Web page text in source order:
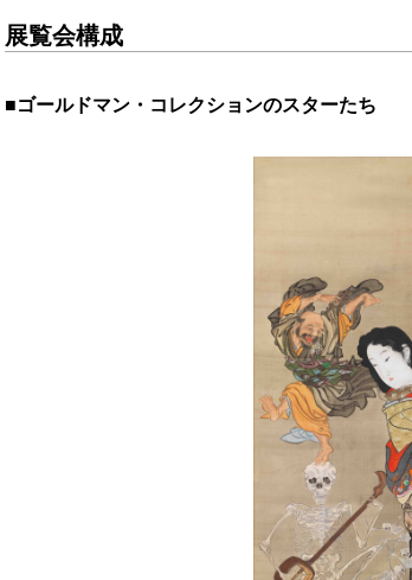
展覧会構成
■ゴールドマン・コレクションのスターたち